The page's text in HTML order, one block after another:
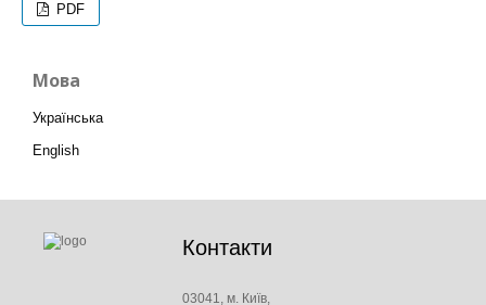
PDF
Мова
Українська
English
Контакти
03041, м. Київ,